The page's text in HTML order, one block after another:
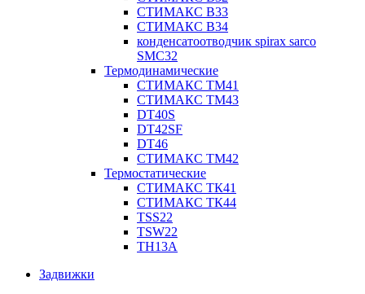
СТИМАКС В33
СТИМАКС B34
конденсатоотводчик spirax sarco
SMC32
Термодинамические
СТИМАКС ТМ41
СТИМАКС ТМ43
DT40S
DT42SF
DT46
СТИМАКС ТМ42
Термостатические
СТИМАКС ТК41
СТИМАКС ТК44
TSS22
TSW22
TH13A
Задвижки